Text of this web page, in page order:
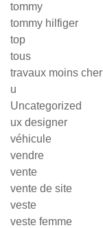
tommy
tommy hilfiger
top
tous
travaux moins cher
u
Uncategorized
ux designer
véhicule
vendre
vente
vente de site
veste
veste femme